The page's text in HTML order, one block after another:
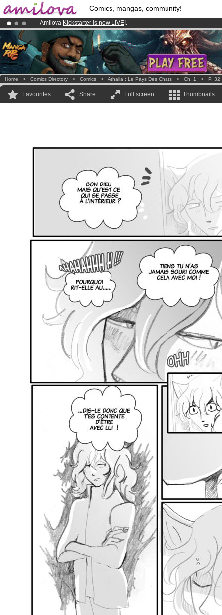
Comics, mangas, community!
Amilova Kickstarter is now LIVE!.
Already 100000membersand 1000comics & mangas!.
Premium membership from3.95 euros per month !Get membership
Home > Comics Directory > Comics > Athalia : Le Pays Des Chats > Ch. 1 > P. 32
Favourites Share Full screen Thumbnails